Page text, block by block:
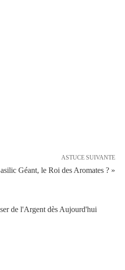
ASTUCE SUIVANTE
Géant, le Roi des Aromates ? »
de l'Argent dès Aujourd'hui